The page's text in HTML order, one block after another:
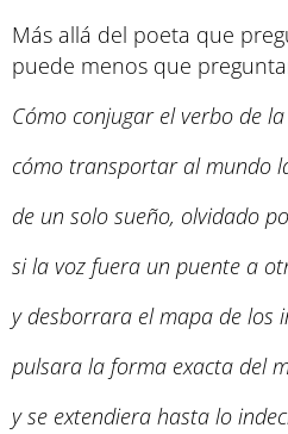
Más allá del poeta que
puede menos que
Cómo conjugar el verbo de
cómo transportar al mundo
de un solo sueño, olvidado
si la voz fuera un puente a
y desborrara el mapa de los
pulsara la forma exacta del
y se extendiera hasta lo